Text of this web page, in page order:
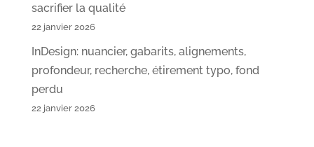
sacrifier la qualité
22 janvier 2026
InDesign: nuancier, gabarits, alignements,
profondeur, recherche, étirement typo, fond
perdu
22 janvier 2026